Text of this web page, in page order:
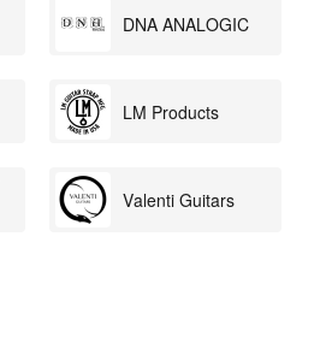
DNA ANALOGIC
LM Products
Valenti Guitars